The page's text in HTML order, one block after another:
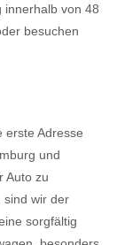
innerhalb von 48
besuchen
erste Adresse
und
Auto zu
sind wir der
sorgfältig